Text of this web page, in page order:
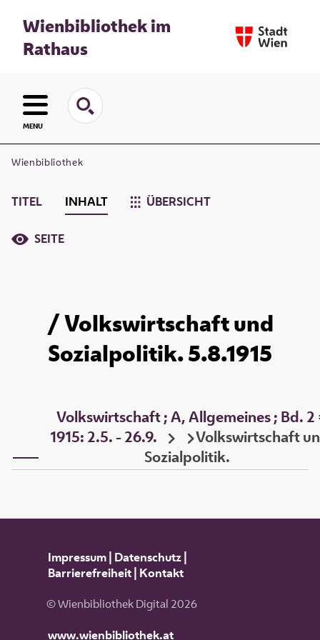
Wienbibliothek im
Rathaus
MENU
Wienbibliothek
TITEL INHALT ÜBERSICHT
SEITE
/ Volkswirtschaft und
Sozialpolitik. 5.8.1915
Volkswirtschaft ; A, Allgemeines ; Bd. 2
1915: 2.5. - 26.9.
Volkswirtschaft
Sozialpolitik.
Impressum| Datenschutz|
Barrierefreiheit| Kontakt
© Wienbibliothek Digital 2026
www.wienbibliothek.at